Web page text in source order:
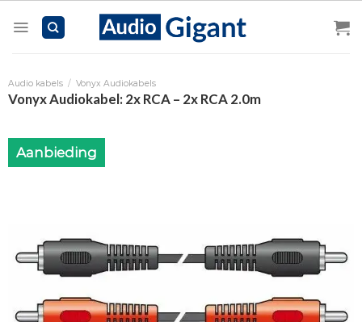
Audio kabels / Vonyx Audiokabels
Vonyx Audiokabel: 2x RCA – 2x RCA 2.0m
Aanbieding